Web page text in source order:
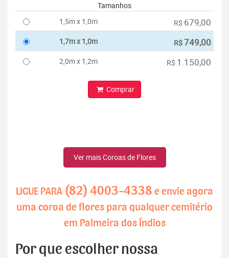
Tamanhos
1,5m x 1,0m
R$ 679,00
1,7m x 1,0m R$749,00
2,0m x 1,2m R$ 1.150,00
Comprar
Ver mais Coroas de Flores
LIGUE PARA (82) 4003-4338 e envie agora
uma coroa de flores para qualquer cemitério
em Palmeira dos Índios
Por que escolher nossa